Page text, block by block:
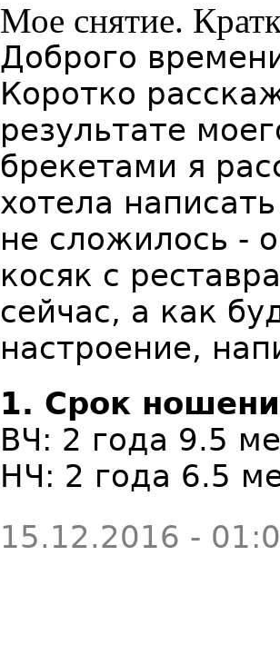
Мое снятие.
Доброго
Коротко
результате
брекетами я
хотела
не сложилось -
косяк с
сейчас, а как
настроение,
1. Срок
ВЧ: 2 года 9.5
НЧ: 2 года 6.5
15.12.2016 -